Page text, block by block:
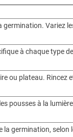
Variez
à chaque type
ou plateau. Rincez
pousses à la
germination, selon